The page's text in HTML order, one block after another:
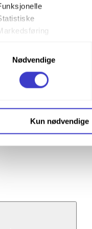
å trykke «Godta alle»
på
kan lese mer om
på vår
Nødvendige
Kun nødvendige
og sirkulærer
som har